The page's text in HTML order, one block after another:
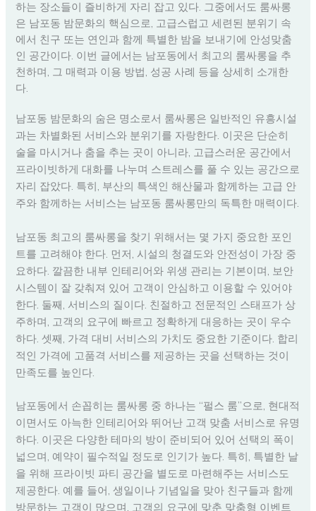
하는 장소들이 즐비하게 자리 잡고 있다. 그중에서도 룸싸롱
은 남포동 밤문화의 핵심으로, 고급스럽고 세련된 분위기 속
에서 친구 또는 연인과 함께 특별한 밤을 보내기에 안성맞춤
인 공간이다. 이번 글에서는 남포동에서 최고의 룸싸롱을 추
천하며, 그 매력과 이용 방법, 성공 사례 등을 상세히 소개한
다.
남포동 밤문화의 숨은 명소로서 룸싸롱은 일반적인 유흥시설
과는 차별화된 서비스와 분위기를 자랑한다. 이곳은 단순히
술을 마시거나 춤을 추는 곳이 아니라, 고급스러운 공간에서
프라이빗하게 대화를 나누며 스트레스를 풀 수 있는 공간으로
자리 잡았다. 특히, 부산의 특색인 해산물과 함께하는 고급 안
주와 함께하는 서비스는 남포동 룸싸롱만의 독특한 매력이다.
남포동 최고의 룸싸롱을 찾기 위해서는 몇 가지 중요한 포인
트를 고려해야 한다. 먼저, 시설의 청결도와 안전성이 가장 중
요하다. 깔끔한 내부 인테리어와 위생 관리는 기본이며, 보안
시스템이 잘 갖춰져 있어 고객이 안심하고 이용할 수 있어야
한다. 둘째, 서비스의 질이다. 친절하고 전문적인 스태프가 상
주하며, 고객의 요구에 빠르고 정확하게 대응하는 곳이 우수
하다. 셋째, 가격 대비 서비스의 가치도 중요한 기준이다. 합리
적인 가격에 고품격 서비스를 제공하는 곳을 선택하는 것이
만족도를 높인다.
남포동에서 손꼽히는 룸싸롱 중 하나는 “펄스 룸”으로, 현대적
이면서도 아늑한 인테리어와 뛰어난 고객 맞춤 서비스로 유명
하다. 이곳은 다양한 테마의 방이 준비되어 있어 선택의 폭이
넓으며, 예약이 필수적일 정도로 인기가 높다. 특히, 특별한 날
을 위해 프라이빗 파티 공간을 별도로 마련해주는 서비스도
제공한다. 예를 들어, 생일이나 기념일을 맞아 친구들과 함께
방문하는 고객이 많으며, 고객의 요구에 맞춘 맞춤형 이벤트